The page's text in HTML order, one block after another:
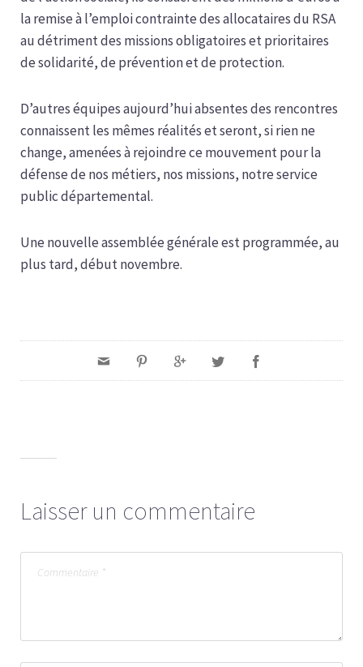
la remise à l’emploi contrainte des allocataires du RSA
au détriment des missions obligatoires et prioritaires
de solidarité, de prévention et de protection.
D’autres équipes aujourd’hui absentes des rencontres
connaissent les mêmes réalités et seront, si rien ne
change, amenées à rejoindre ce mouvement pour la
défense de nos métiers, nos missions, notre service
public départemental.
Une nouvelle assemblée générale est programmée, au
plus tard, début novembre.
Laisser un commentaire